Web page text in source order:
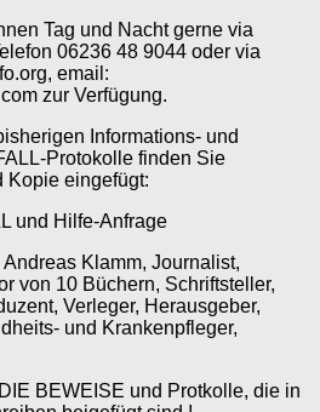
Tag und Nacht gerne via
06236 48 9044 oder via
email:
zur Verfügung.
Informations- und
Protokolle finden Sie
Kopie eingefügt:
und Hilfe-Anfrage
Klamm, Journalist,
von 10 Büchern, Schriftsteller,
Verleger, Herausgeber,
und Krankenpfleger,
BEWEISE und Protkolle, die in